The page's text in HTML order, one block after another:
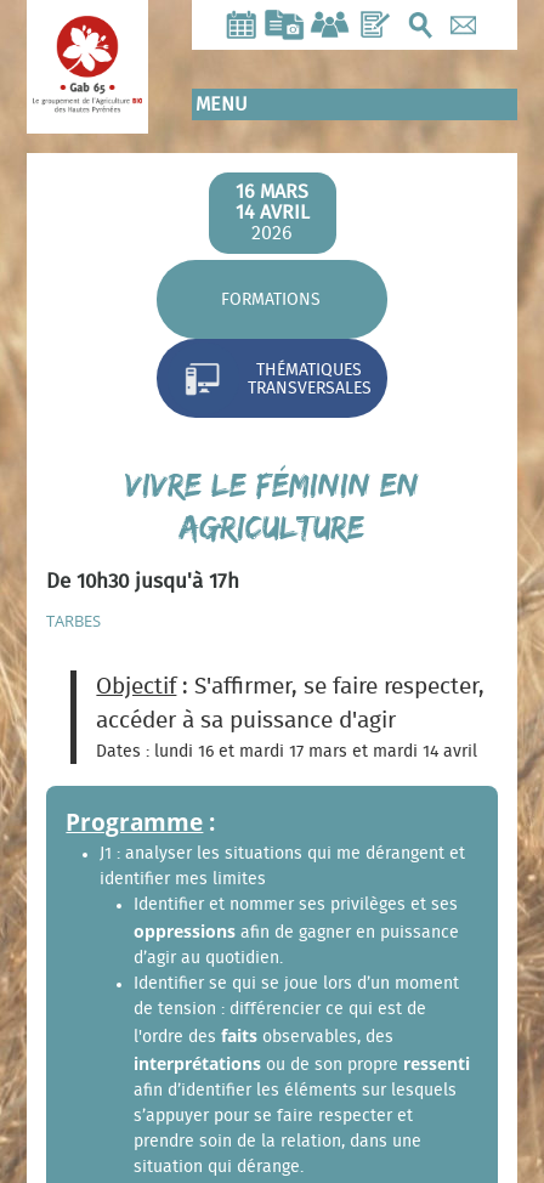
contenu
principal
MENU
16 MARS
14 AVRIL
2026
FORMATIONS
THÉMATIQUES
TRANSVERSALES
Vivre le féminin en
agriculture
De 10h30 jusqu'à 17h
TARBES
Objectif: S'affirmer, se faire respecter,
accéder à sa puissance d'agir
Dates : lundi 16 et mardi 17 mars et mardi 14 avril
Programme :
J1 : analyser les situations qui me dérangent et
identifier mes limites
Identifier et nommer ses privilèges et ses
oppressions afin de gagner en puissance
d’agir au quotidien.
Identifier se qui se joue lors d’un moment
de tension : différencier ce qui est de
l'ordre desfaits observables, des
interprétations ou de son propre ressenti
afin d’identifier les éléments sur lesquels
s’appuyer pour se faire respecter et
prendre soin de la relation, dans une
situation qui dérange.